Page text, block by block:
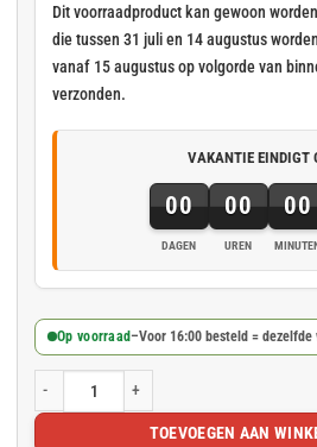
Dit voorraadproduct kan gewoon
die tussen 31 juli en 14 augustus
vanaf 15 augustus op volgorde van
verzonden.
VAKANTIE EINDIGT
00
DAGEN
00
UREN
00
Op voorraad –Voor 16:00 besteld = dezelfde
Wit afdekzeil 3x4m 150gr/m² aantal
TOEVOEGEN AAN